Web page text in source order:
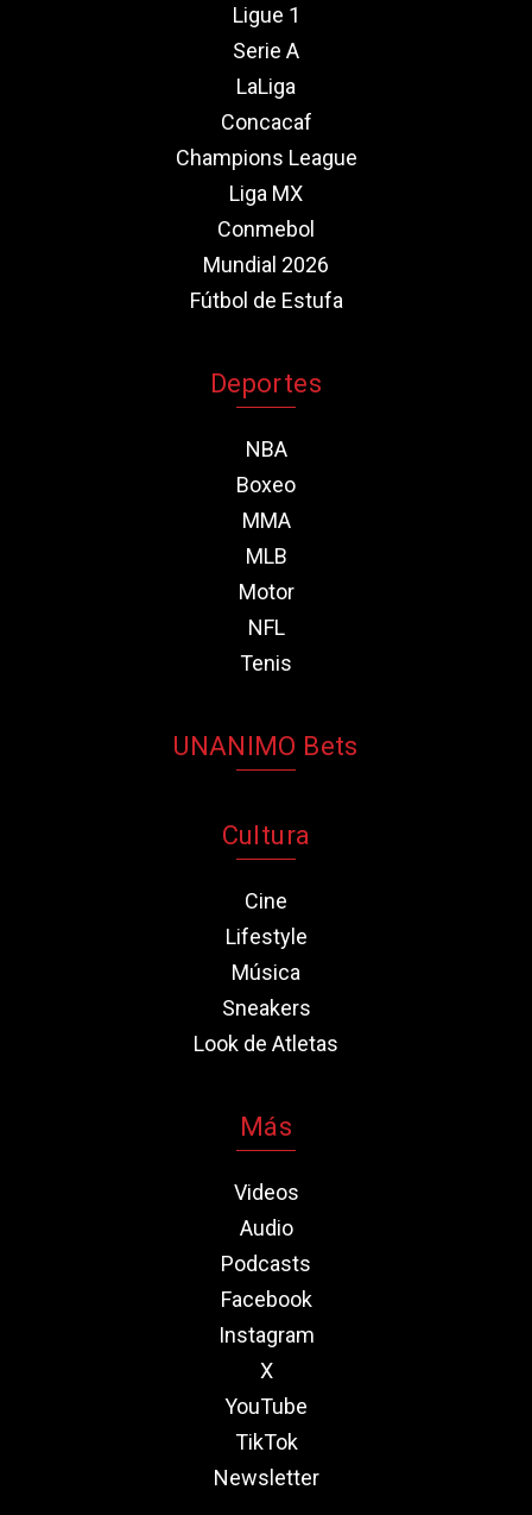
Ligue 1
Serie A
LaLiga
Concacaf
Champions League
Liga MX
Conmebol
Mundial 2026
Fútbol de Estufa
Deportes
NBA
Boxeo
MMA
MLB
Motor
NFL
Tenis
UNANIMO Bets
Cultura
Cine
Lifestyle
Música
Sneakers
Look de Atletas
Más
Videos
Audio
Podcasts
Facebook
Instagram
X
YouTube
TikTok
Newsletter